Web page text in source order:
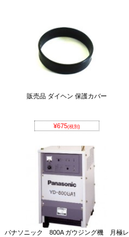
販売品 ダイヘン 保護カバー
¥675(税別)
パナソニック 800A ガウジング機 月極レ